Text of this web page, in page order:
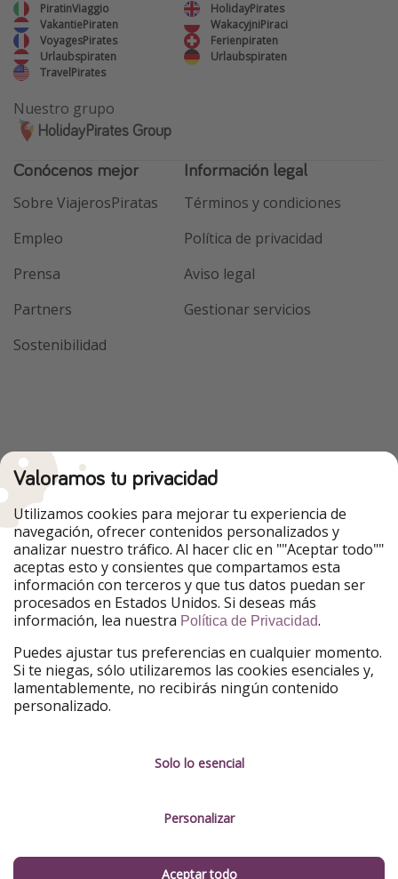
PiratinViaggio
HolidayPirates
VakantiePiraten
WakacyjniPiraci
VoyagesPirates
Ferienpiraten
Urlaubspiraten
Urlaubspiraten
TravelPirates
Nuestro grupo
HolidayPirates Group
Conócenos mejor
Sobre ViajerosPiratas
Empleo
Prensa
Partners
Sostenibilidad
Información legal
Términos y condiciones
Política de privacidad
Aviso legal
Gestionar servicios
Valoramos tu privacidad
Utilizamos cookies para mejorar tu experiencia de
navegación, ofrecer contenidos personalizados y
analizar nuestro tráfico. Al hacer clic en ""Aceptar todo""
aceptas esto y consientes que compartamos esta
información con terceros y que tus datos puedan ser
procesados en Estados Unidos. Si deseas más
información, lea nuestra Política de Privacidad.
Puedes ajustar tus preferencias en cualquier momento.
Si te niegas, sólo utilizaremos las cookies esenciales y,
lamentablemente, no recibirás ningún contenido
personalizado.
Solo lo esencial
Personalizar
Aceptar todo